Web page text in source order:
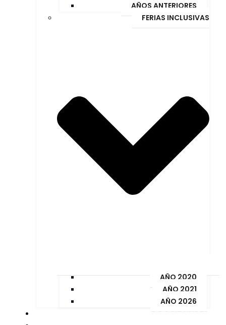
AÑOS ANTERIORES
FERIAS INCLUSIVAS
AÑO 2020
AÑO 2021
AÑO 2026
PAGOS Y MULTAS